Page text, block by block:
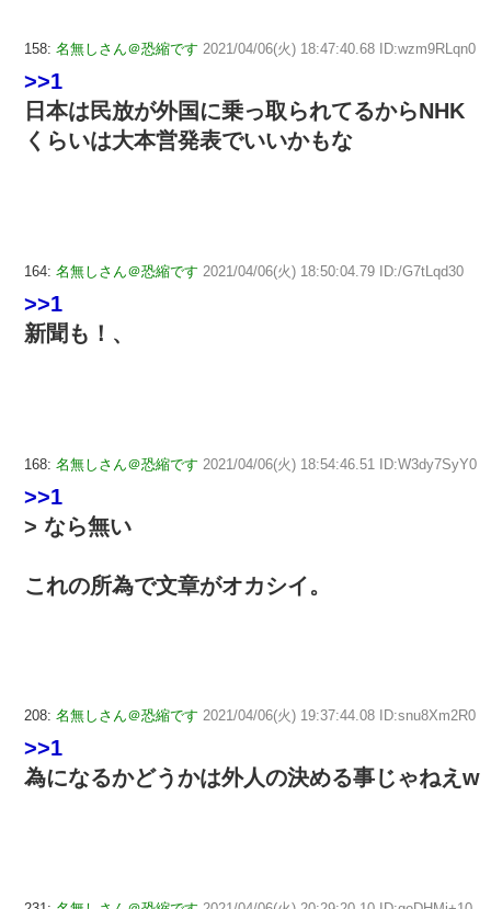
158: 名無しさん＠恐縮です 2021/04/06(火) 18:47:40.68 ID:wzm9RLqn0
>>1
日本は民放が外国に乗っ取られてるからNHK
くらいは大本営発表でいいかもな
164: 名無しさん＠恐縮です 2021/04/06(火) 18:50:04.79 ID:/G7tLqd30
>>1
新聞も！、
168: 名無しさん＠恐縮です 2021/04/06(火) 18:54:46.51 ID:W3dy7SyY0
>>1
> なら無い
これの所為で文章がオカシイ。
208: 名無しさん＠恐縮です 2021/04/06(火) 19:37:44.08 ID:snu8Xm2R0
>>1
為になるかどうかは外人の決める事じゃねえw